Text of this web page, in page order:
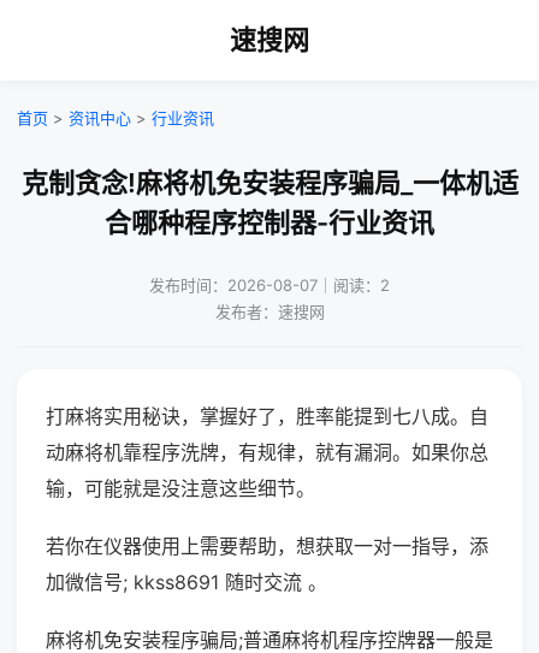
速搜网
首页 > 资讯中心 > 行业资讯
克制贪念!麻将机免安装程序骗局_一体机适
合哪种程序控制器-行业资讯
发布时间：2026-08-07｜阅读：2
发布者：速搜网
打麻将实用秘诀，掌握好了，胜率能提到七八成。自
动麻将机靠程序洗牌，有规律，就有漏洞。如果你总
输，可能就是没注意这些细节。
若你在仪器使用上需要帮助，想获取一对一指导，添
加微信号; kkss8691 随时交流 。
麻将机免安装程序骗局;普通麻将机程序控牌器一般是